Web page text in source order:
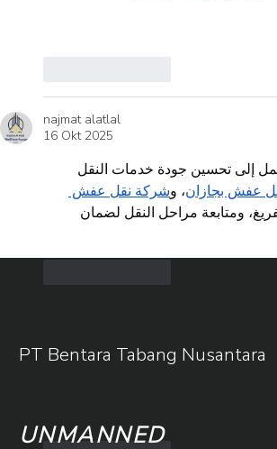
najmat alatlal
16 Okt 2025
إلى تحسين جودة خدمات النقل
عفش بجازان، وشركة نقل عفش
ومتابعة مراحل النقل لضمان
Bagi pemain yang mencari
PT Bentara Tabang Nusantara
UNMANNED